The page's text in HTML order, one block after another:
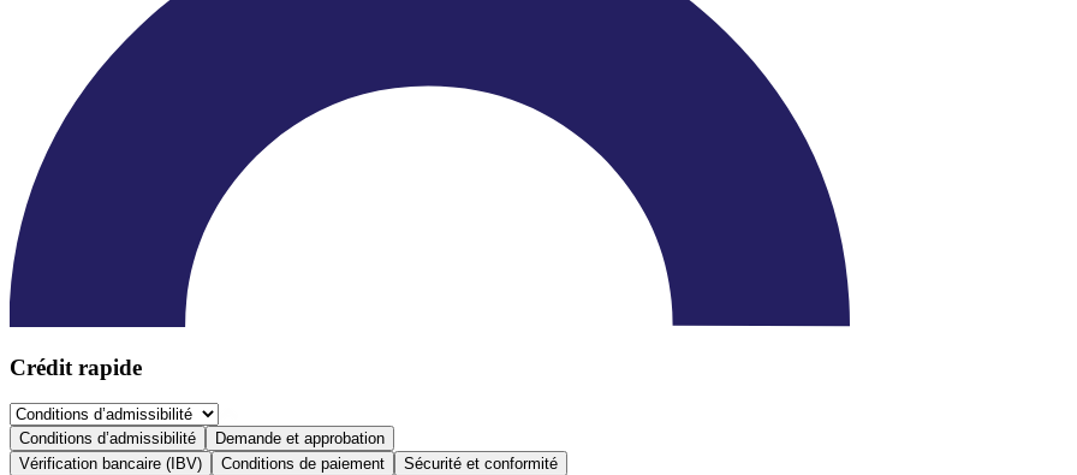
Crédit rapide
Conditions d’admissibilité
Demande et approbation
Vérification bancaire (IBV)
Conditions de paiement Sécurité et conformité